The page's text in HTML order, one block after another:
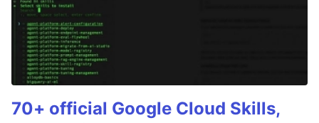
70+ official Google Cloud Skills,